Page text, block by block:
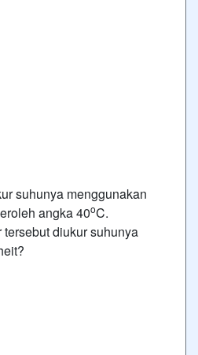
suhunya menggunakan
angka 40oC.
diukur suhunya